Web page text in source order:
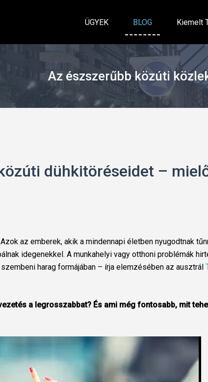
ÜGYEK BLOG Kiemelt
Az észszerűbb közúti
dühkitöréseidet –
az emberek, akik a mindennapi életben nyugodtnak
idegenekkel. A munkahelyi vagy otthoni problémák
harag formájában – írja elemzésében az ausztrál
a legrosszabbat? És ami még fontosabb, mit